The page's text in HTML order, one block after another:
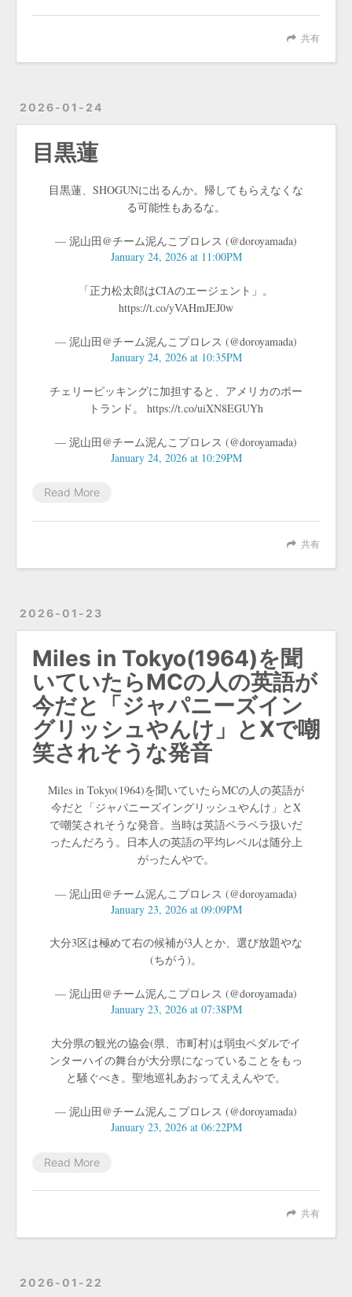
共有
2026-01-24
目黒蓮
目黒蓮、SHOGUNに出るんか。帰してもらえなくな
る可能性もあるな。
— 泥山田@チーム泥んこプロレス (@doroyamada)
January 24, 2026 at 11:00PM
「正力松太郎はCIAのエージェント」。
https://t.co/yVAHmJEJ0w
— 泥山田@チーム泥んこプロレス (@doroyamada)
January 24, 2026 at 10:35PM
チェリーピッキングに加担すると、アメリカのポー
トランド。 https://t.co/uiXN8EGUYh
— 泥山田@チーム泥んこプロレス (@doroyamada)
January 24, 2026 at 10:29PM
Read More
共有
2026-01-23
Miles in Tokyo(1964)を聞
いていたらMCの人の英語が
今だと「ジャパニーズイン
グリッシュやんけ」とXで嘲
笑されそうな発音
Miles in Tokyo(1964)を聞いていたらMCの人の英語が
今だと「ジャパニーズイングリッシュやんけ」とX
で嘲笑されそうな発音。当時は英語ペラペラ扱いだ
ったんだろう。日本人の英語の平均レベルは随分上
がったんやで。
— 泥山田@チーム泥んこプロレス (@doroyamada)
January 23, 2026 at 09:09PM
大分3区は極めて右の候補が3人とか、選び放題やな
(ちがう)。
— 泥山田@チーム泥んこプロレス (@doroyamada)
January 23, 2026 at 07:38PM
大分県の観光の協会(県、市町村)は弱虫ペダルでイ
ンターハイの舞台が大分県になっていることをもっ
と騒ぐべき。聖地巡礼あおってええんやで。
— 泥山田@チーム泥んこプロレス (@doroyamada)
January 23, 2026 at 06:22PM
Read More
共有
2026-01-22